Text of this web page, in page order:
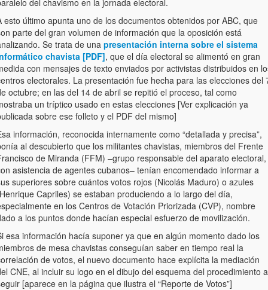
esto último apunta uno de los documentos obtenidos por ABC, que
parte del gran volumen de información que la oposición está
Se trata de una presentación interna sobre el sistema
chavista [PDF], que el día electoral se alimentó en gran
con mensajes de texto enviados por activistas distribuidos en
electorales. La presentación fue hecha para las elecciones del
octubre; en las del 14 de abril se repitió el proceso, tal como
un tríptico usado en estas elecciones [Ver explicación ya
sobre ese folleto y el PDF del mismo]
información, reconocida internamente como “detallada y precisa”,
al descubierto que los militantes chavistas, miembros del Frente
de Miranda (FFM) –grupo responsable del aparato electoral,
asistencia de agentes cubanos– tenían encomendado informar a
superiores sobre cuántos votos rojos (Nicolás Maduro) o azules
Capriles) se estaban produciendo a lo largo del día,
en los Centros de Votación Priorizada (CVP), nombre
a los puntos donde hacían especial esfuerzo de movilización.
esa información hacía suponer ya que en algún momento dado los
de mesa chavistas conseguían saber en tiempo real la
de votos, el nuevo documento hace explícita la mediación
CNE, al incluir su logo en el dibujo del esquema del procedimiento a
[aparece en la página que ilustra el “Reporte de Votos”]